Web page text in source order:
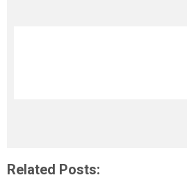
Related Posts: